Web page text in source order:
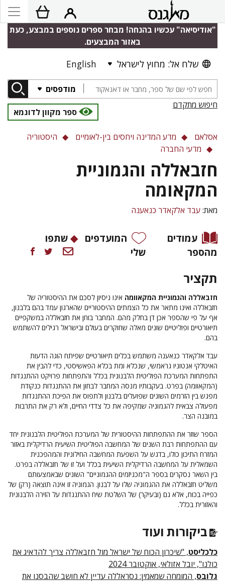
"אודיסיאה" עכשיו בהנחה! מבחר ספרים נוספים במבצע, כעת
באזור המבצעים.
שלח אל: מחוץ לישראל English
מודפסים
חיפוש מתקדם
ספר מקוון לדוגמא
אסלאם מדע המדינה ויחסים בין-לאומיים
היסטוריה
מדעי החברה
חזבאללה והגמוניית
המקאומה
מאת:עבד אלקאדר כנאענה
עמודים
מהספר
המועדפים
שלי
שתפו
תקציר
חזבאללה והגמוניית המקאוומה אינו ניסיון לסכם את ההיסטוריה של
חזבאללה ואינו מתאר את כל הצמתים ההיסטוריים שהארגון עמד בהם בלבנון,
אף על פי שהספר אכן דן בחלק מהם. המחבר בוחן את חזבאללה במשקפיים
תיאורטיים ופוליטיים שונים מאלה שחוקרים בעולם ובישראל רגילים להשתמש
בהם.
עבד אלקאדר כנאענה משתמש בכלים תיאורטיים שפיתח הוגה הדעות
האיטלקי אנטוניו גראמשי, שנכלא ומת בכלא הפאשיסטי, כדי להבין את
התפתחות המערכת הפוליטית הלבנונית בכלל והתפתחות פרויקט ההתנגדות
(המקאוומה) בפרט. בעקבותיו מנסה המחבר לבחון את ההתנגדות כנקודת
מפגש בין הזרמים השונים שפועלים בלבנון ולתפוס את הפיכת ההתנגדות
מפעולה צבאית להגמוניה שמקיפה את כל צדדי החיים, ולא רק את התרבות
במובנה הצר.
הספר שוזר את ההתפתחות ההיסטורית של המערכת הפוליטית הלבנונית יחד
עם ההתפתחות רבת השנים של המחשבה הפוליטית השיעית הרדיקלית באזור
המזרח התיכון כולו, בדגש על השפעת המחשבה החילונית והמהפכנית
השמאלית על המחשבה הרדיקלית השיעית בכלל ועל זו של חזבאללה בפרט.
בין השאר נסקרים בספר ה"מכניזמים ההגמוניים" השונים שבאמצעותם
משליט חזבאללה את ההגמוניה שלו על לבנון. הגמוניה זו אינה תוצאה (רק) של
כפייה בכוח, אלא גם (ובעיקר) של השלטת שיח ההתנגדות על הזירה הלבנונית
והאזורית בכלל.
ביקורות ועוד
כלכליסט, "שיכרון הכוח של ישראל מול חזבאללה צריך להדאיג את
כולנו", יובל אזולאי, אוקטובר 2024
גלובס, המומחה שמאמין: נסראללה עדיין לא חושב שהבסנו את